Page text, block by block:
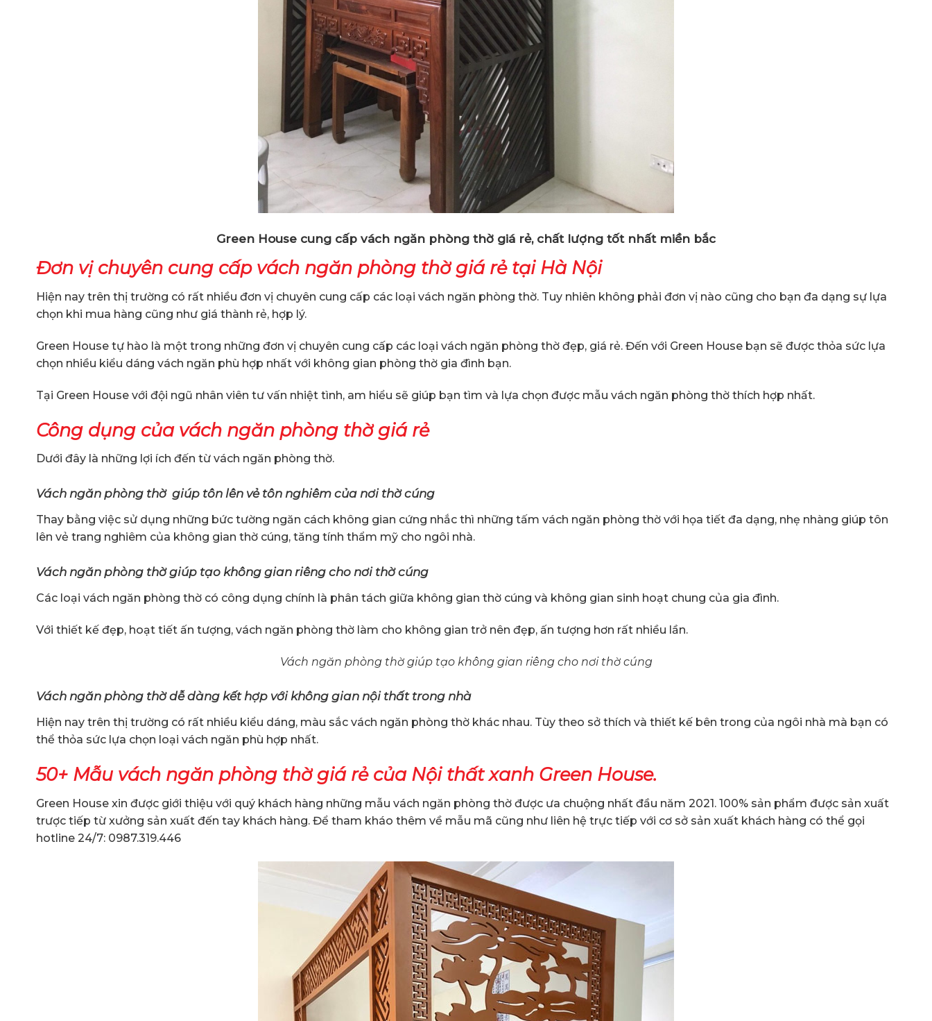
Green House cung cấp vách ngăn phòng thờ giá rẻ, chất lượng tốt nhất miền bắc
Đơn vị chuyên cung cấp vách ngăn phòng thờ giá rẻ tại Hà Nội
Hiện nay trên thị trường có rất nhiều đơn vị chuyên cung cấp các loại vách ngăn phòng thờ. Tuy nhiên không phải đơn vị nào cũng cho bạn đa dạng sự lựa
chọn khi mua hàng cũng như giá thành rẻ, hợp lý.
Green House tự hào là một trong những đơn vị chuyên cung cấp các loại vách ngăn phòng thờ đẹp, giá rẻ. Đến với Green House bạn sẽ được thỏa sức lựa
chọn nhiều kiểu dáng vách ngăn phù hợp nhất với không gian phòng thờ gia đình bạn.
Tại Green House với đội ngũ nhân viên tư vấn nhiệt tình, am hiểu sẽ giúp bạn tìm và lựa chọn được mẫu vách ngăn phòng thờ thích hợp nhất.
Công dụng của vách ngăn phòng thờ giá rẻ
Dưới đây là những lợi ích đến từ vách ngăn phòng thờ.
Vách ngăn phòng thờ giúp tôn lên vẻ tôn nghiêm của nơi thờ cúng
Thay bằng việc sử dụng những bức tường ngăn cách không gian cứng nhắc thì những tấm vách ngăn phòng thờ với họa tiết đa dạng, nhẹ nhàng giúp tôn
lên vẻ trang nghiêm của không gian thờ cúng, tăng tính thẩm mỹ cho ngôi nhà.
Vách ngăn phòng thờ giúp tạo không gian riêng cho nơi thờ cúng
Các loại vách ngăn phòng thờ có công dụng chính là phân tách giữa không gian thờ cúng và không gian sinh hoạt chung của gia đình.
Với thiết kế đẹp, hoạt tiết ấn tượng, vách ngăn phòng thờ làm cho không gian trở nên đẹp, ấn tượng hơn rất nhiều lần.
Vách ngăn phòng thờ giúp tạo không gian riêng cho nơi thờ cúng
Vách ngăn phòng thờ dễ dàng kết hợp với không gian nội thất trong nhà
Hiện nay trên thị trường có rất nhiều kiểu dáng, màu sắc vách ngăn phòng thờ khác nhau. Tùy theo sở thích và thiết kế bên trong của ngôi nhà mà bạn có
thể thỏa sức lựa chọn loại vách ngăn phù hợp nhất.
50+ Mẫu vách ngăn phòng thờ giá rẻ của Nội thất xanh Green House.
Green House xin được giới thiệu với quý khách hàng những mẫu vách ngăn phòng thờ được ưa chuộng nhất đầu năm 2021. 100% sản phẩm được sản xuất
trược tiếp từ xưởng sản xuất đến tay khách hàng. Để tham kháo thêm về mẫu mã cũng như liên hệ trực tiếp với cơ sở sản xuất khách hàng có thể gọi
hotline 24/7: 0987.319.446